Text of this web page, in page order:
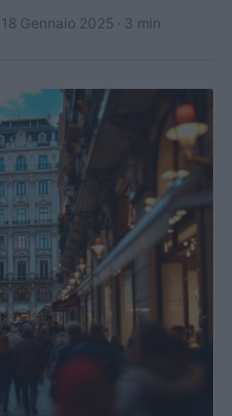
18 Gennaio 2025 · 3 min